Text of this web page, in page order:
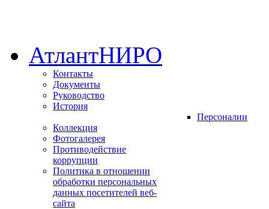
АтлантНИРО
Контакты
Документы
Руководство
История
Персоналии
Коллекция
Фотогалерея
Противодействие
коррупции
Политика в отношении
обработки персональных
данных посетителей веб-
сайта